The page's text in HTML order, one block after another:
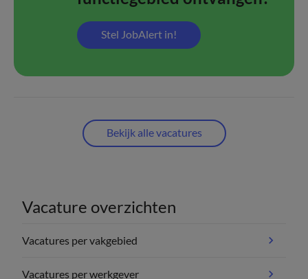
Stel JobAlert in!
Bekijk alle vacatures
Vacature overzichten
Vacatures per vakgebied
Vacatures per werkgever